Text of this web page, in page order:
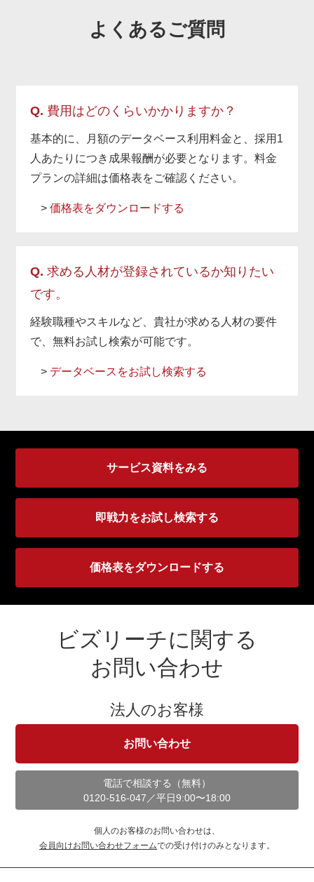
よくあるご質問
Q. 費用はどのくらいかかりますか？
基本的に、月額のデータベース利用料金と、採用1
人あたりにつき成果報酬が必要となります。料金
プランの詳細は価格表をご確認ください。
> 価格表をダウンロードする
Q. 求める人材が登録されているか知りたい
です。
経験職種やスキルなど、貴社が求める人材の要件
で、無料お試し検索が可能です。
> データベースをお試し検索する
サービス資料をみる
即戦力をお試し検索する
価格表をダウンロードする
ビズリーチに関する
お問い合わせ
法人のお客様
お問い合わせ
電話で相談する（無料）
0120-516-047 ／平日9:00〜18:00
個人のお客様のお問い合わせは、
会員向けお問い合わせフォームでの受け付けのみとなります。